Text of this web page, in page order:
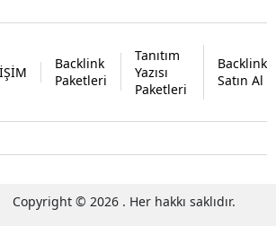
Backlink
Paketleri
Tanıtım
Yazısı
Paketleri
Backlink
Satın Al
Copyright © 2026 . Her hakkı saklıdır.